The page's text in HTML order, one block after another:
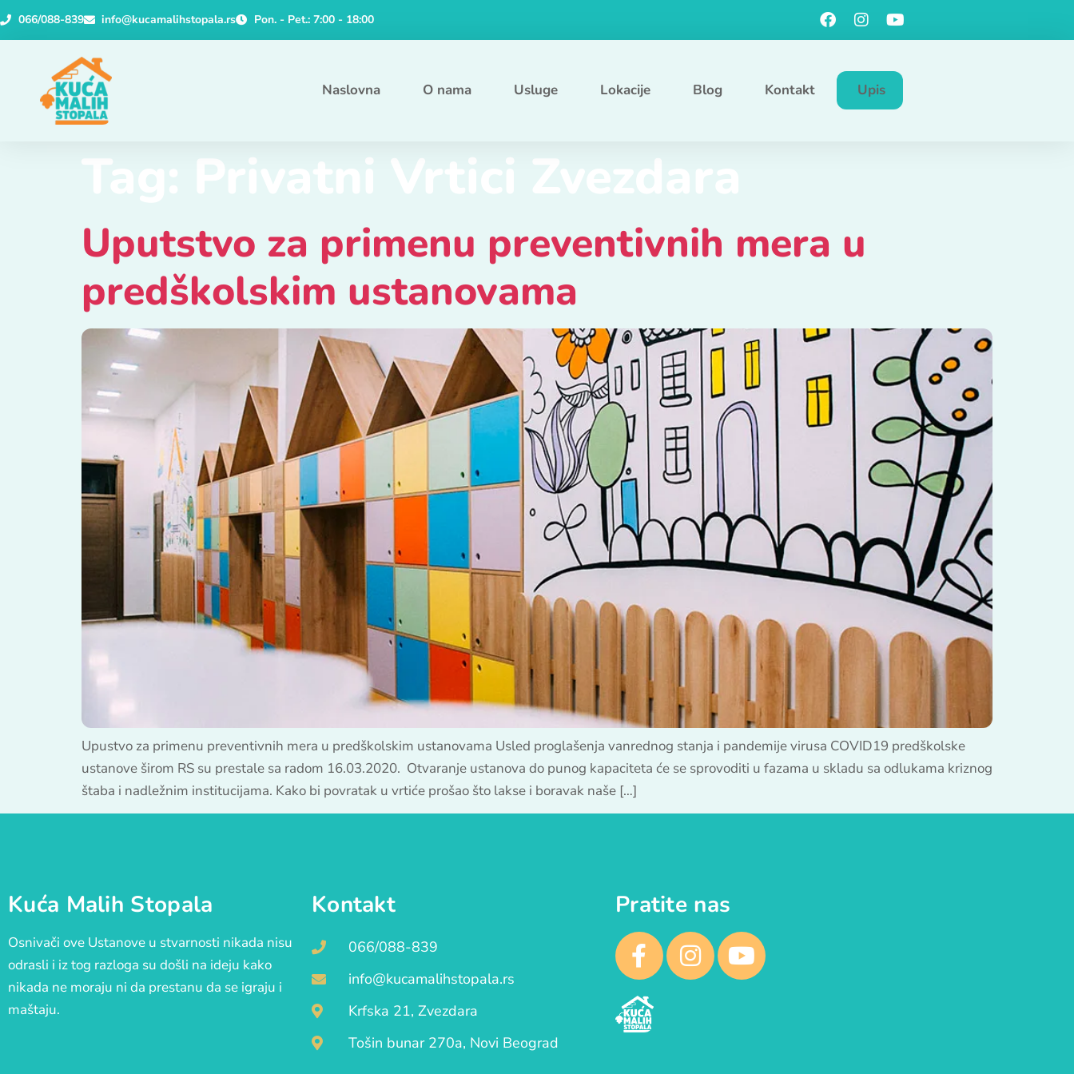
066/088-839 info@kucamalihstopala.rs Pon. - Pet.: 7:00 - 18:00
Naslovna O nama Usluge Lokacije Blog Kontakt Upis
Tag: Privatni Vrtici Zvezdara
Uputstvo za primenu preventivnih mera u
predškolskim ustanovama
Upustvo za primenu preventivnih mera u predškolskim ustanovama Usled proglašenja vanrednog stanja i pandemije virusa COVID19 predškolske
ustanove širom RS su prestale sa radom 16.03.2020. Otvaranje ustanova do punog kapaciteta će se sprovoditi u fazama u skladu sa odlukama kriznog
štaba i nadležnim institucijama. Kako bi povratak u vrtiće prošao što lakse i boravak naše […]
Kuća Malih Stopala
Osnivači ove Ustanove u stvarnosti nikada nisu
odrasli i iz tog razloga su došli na ideju kako
nikada ne moraju ni da prestanu da se igraju i
maštaju.
Kontakt
066/088-839
info@kucamalihstopala.rs
Krfska 21, Zvezdara
Tošin bunar 270a, Novi Beograd
Pratite nas